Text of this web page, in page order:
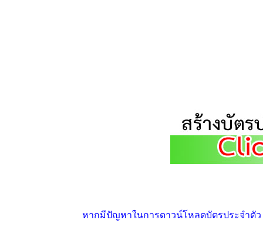
หากมีปัญหาในการดาวน์โหลดบัตรประจำตัว